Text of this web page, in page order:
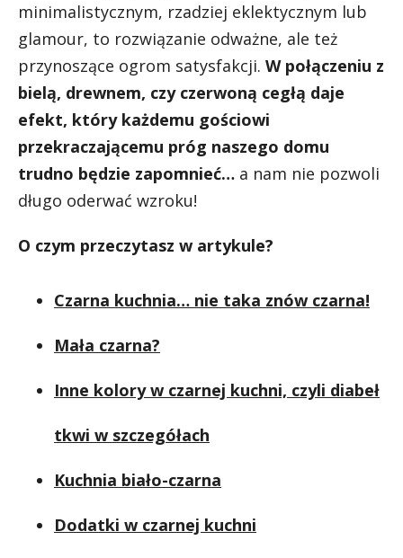
minimalistycznym, rzadziej eklektycznym lub
glamour, to rozwiązanie odważne, ale też
przynoszące ogrom satysfakcji. W połączeniu z
bielą, drewnem, czy czerwoną cegłą daje
efekt, który każdemu gościowi
przekraczającemu próg naszego domu
trudno będzie zapomnieć… a nam nie pozwoli
długo oderwać wzroku!
O czym przeczytasz w artykule?
Czarna kuchnia… nie taka znów czarna!
Mała czarna?
Inne kolory w czarnej kuchni, czyli diabeł
tkwi w szczegółach
Kuchnia biało-czarna
Dodatki w czarnej kuchni